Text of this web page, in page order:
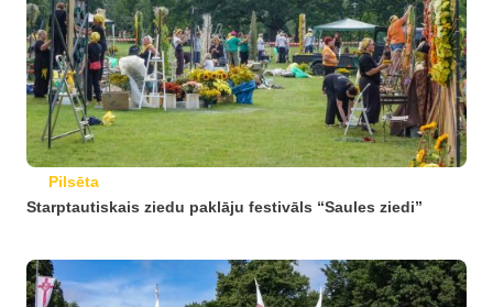
Pilsēta
Starptautiskais ziedu paklāju festivāls “Saules ziedi”